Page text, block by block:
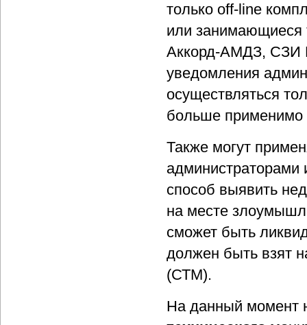
только off-line
или занимающиеся
Аккорд-АМДЗ, СЗИ
уведомления
осуществляться
больше применимо
Также могут
способ выявить
на месте
сможет быть
должен быть взят
(СТМ).
На данный момент